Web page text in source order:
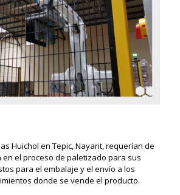
Huichol en Tepic, Nayarit, requerían de
el proceso de paletizado para sus
para el embalaje y el envío a los
donde se vende el producto.